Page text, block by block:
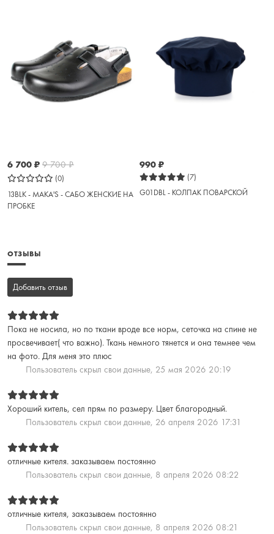
6 700 ₽ 9 700₽
(0)
13BLK - MAKA'S - САБО ЖЕНСКИЕ НА
ПРОБКЕ
990 ₽
(7)
G01DBL - КОЛПАК ПОВАРСКОЙ
ОТЗЫВЫ
Добавить отзыв
Пока не носила, но по ткани вроде все норм, сеточка на спине не
просвечивает( что важно). Ткань немного тянется и она темнее чем
на фото. Для меня это плюс
Пользователь скрыл свои данные, 25 мая 2026 20:19
Хороший китель, сел прям по размеру. Цвет благородный.
Пользователь скрыл свои данные, 26 апреля 2026 17:31
отличные кителя. заказываем постоянно
Пользователь скрыл свои данные, 8 апреля 2026 08:22
отличные кителя, заказываем постоянно
Пользователь скрыл свои данные, 8 апреля 2026 08:21